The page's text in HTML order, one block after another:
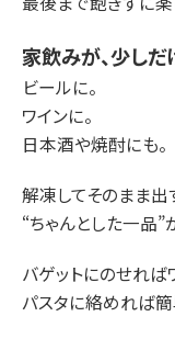
家飲みが、少し
ビールに。
ワインに。
日本酒や焼酎にも。
解凍してそのまま出
“ちゃんとした一品”
バゲットにのせれば
パスタに絡めれば簡